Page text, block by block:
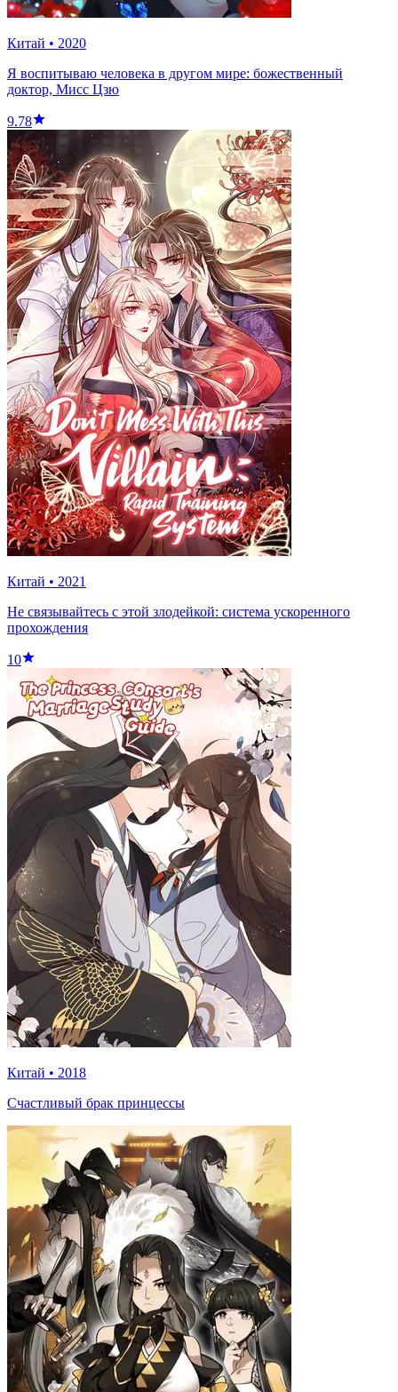
Китай • 2020
Я воспитываю человека в другом мире: божественный
доктор, Мисс Цзю
9.78
Китай • 2021
Не связывайтесь с этой злодейкой: система ускоренного
прохождения
10
Китай • 2018
Счастливый брак принцессы